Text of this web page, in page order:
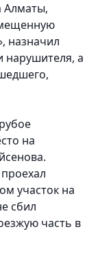
Алматы,
назначил
нарушителя, а
на
участок на
сбил
часть в